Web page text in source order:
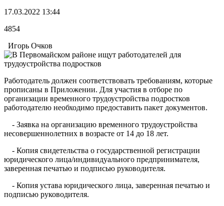
17.03.2022 13:44
4854
Игорь Очков
Работодатель должен соответствовать требованиям, которые
прописаны в Приложении. Для участия в отборе по
организации временного трудоустройства подростков
работодателю необходимо предоставить пакет документов.
- Заявка на организацию временного трудоустройства
несовершеннолетних в возрасте от 14 до 18 лет.
- Копия свидетельства о государственной регистрации
юридического лица/индивидуального предпринимателя,
заверенная печатью и подписью руководителя.
- Копия устава юридического лица, заверенная печатью и
подписью руководителя.